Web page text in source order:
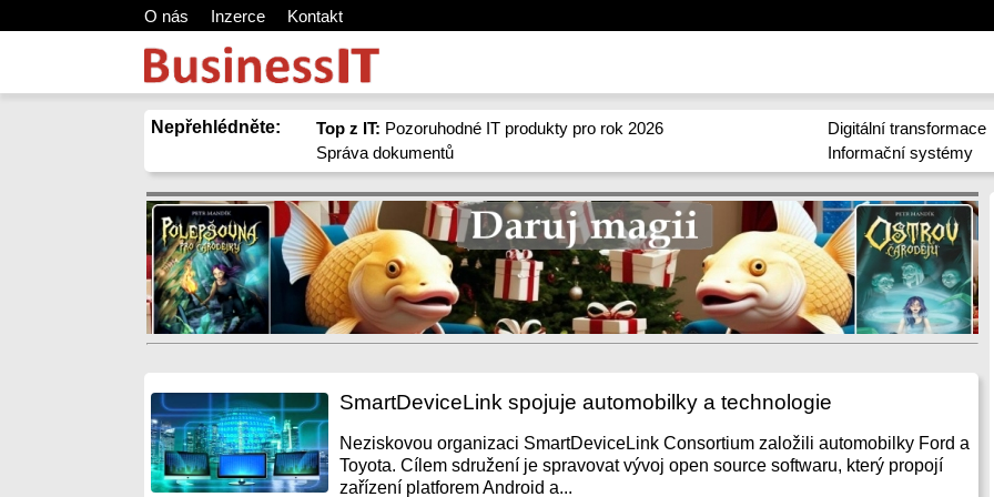
O nás Inzerce Kontakt
Nepřehlédněte: Top z IT: Pozoruhodné IT produkty pro rok 2026
Správa dokumentů
Digitální transformace
Informační systémy
SmartDeviceLink spojuje automobilky a technologie
Neziskovou organizaci SmartDeviceLink Consortium založili automobilky Ford a
Toyota. Cílem sdružení je spravovat vývoj open source softwaru, který propojí
zařízení platforem Android a...